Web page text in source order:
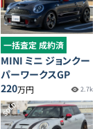
一括査定 成約済
MINI ミニ ジョンクー
パーワークスGP
220万円 2.7k
SOLD